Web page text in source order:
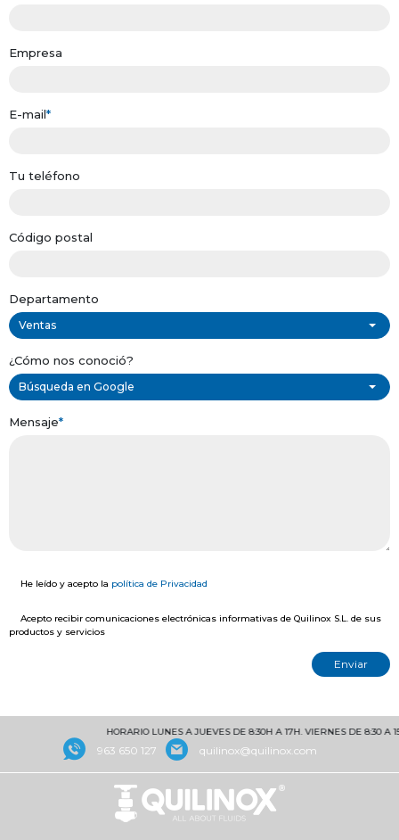
Empresa
E-mail*
Tu teléfono
Código postal
Departamento
Ventas
¿Cómo nos conoció?
Búsqueda en Google
Mensaje*
He leído y acepto la política de Privacidad
Acepto recibir comunicaciones electrónicas informativas de Quilinox S.L. de sus
productos y servicios
HORARIO LUNES A JUEVES DE 8:30H A 17H. VIERNES DE 8:30 A
963 650 127 quilinox@quilinox.com